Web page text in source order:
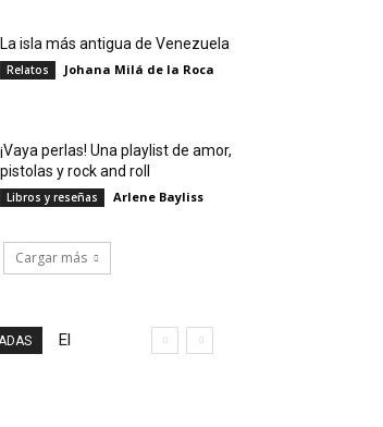
La isla más antigua de Venezuela
Relatos Johana Milá de la Roca
¡Vaya perlas! Una playlist de amor,
pistolas y rock and roll
Libros y reseñas Arlene Bayliss
Cargar más
El